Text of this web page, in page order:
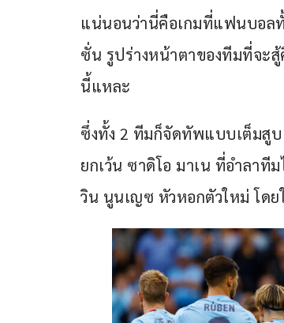
แน่นอนว่านี่คือเกมที่แฟนบอลทั้
ซั่น รูปร่างหน้าตาของทีมที่จะ
นี้แหละ
ซึ่งทั้ง 2 ทีมก็จัดทัพแบบเต็มสู
ยกเว้น ซาดิโอ มาเน ที่อำลาที
วิน นูนเญซ หัวหอกตัวใหม่ โดย